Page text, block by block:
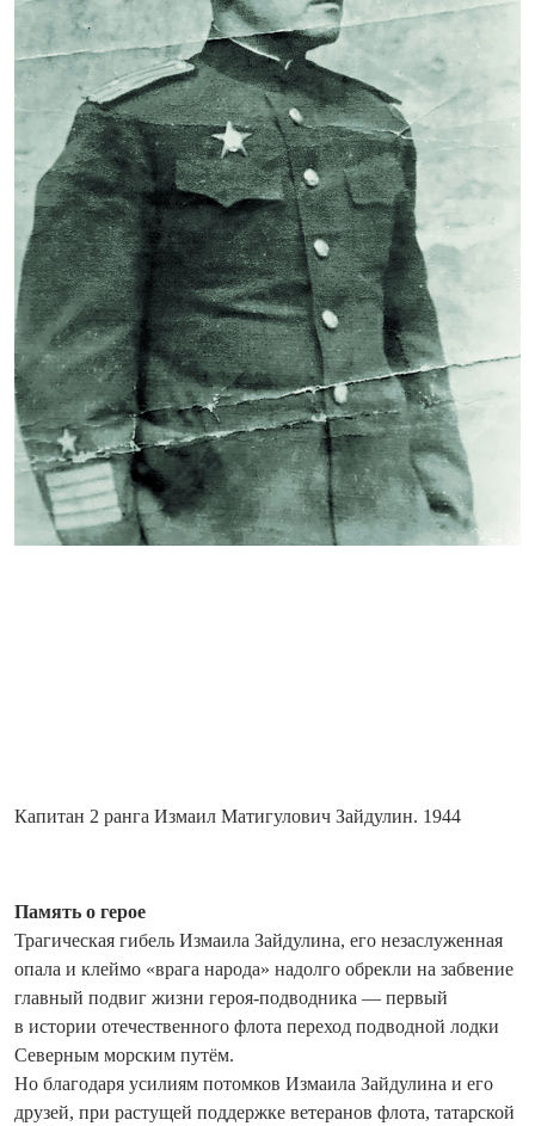
Капитан 2 ранга Измаил Матигулович Зайдулин. 1944
Память о герое
Трагическая гибель Измаила Зайдулина, его незаслуженная
опала и клеймо «врага народа» надолго обрекли на забвение
главный подвиг жизни героя-подводника — первый
в истории отечественного флота переход подводной лодки
Северным морским путём.
Но благодаря усилиям потомков Измаила Зайдулина и его
друзей, при растущей поддержке ветеранов флота, татарской